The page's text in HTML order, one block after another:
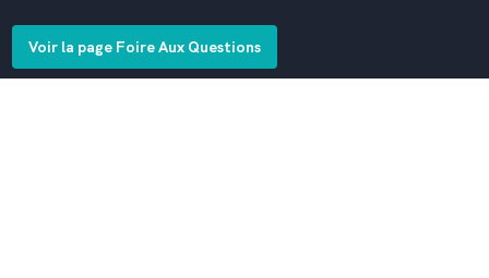
Voir la page Foire Aux Questions